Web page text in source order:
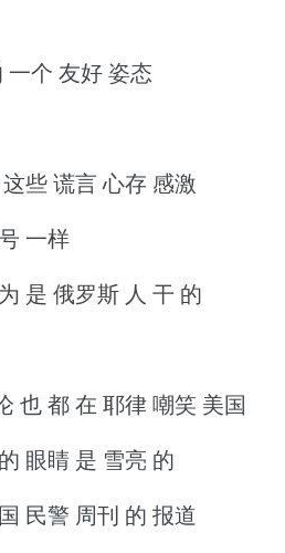
一个 友好 姿态
些 谎言 心存 感激
一样
是 俄罗斯 人 干 的
也 都 在 耶律 嘲笑 美国
眼睛 是 雪亮 的
民警 周刊 的 报道